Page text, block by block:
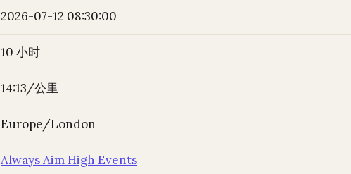
2026-07-12 08:30:00
10 小时
14:13/公里
Europe/London
Always Aim High Events